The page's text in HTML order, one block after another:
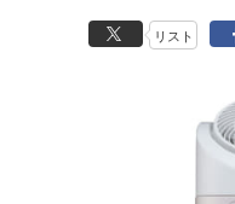
リスト